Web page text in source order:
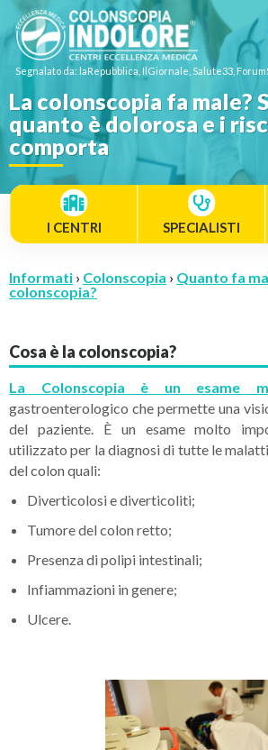
Segnalato da: laRepubblica, IlGiornale, Salute33,
La colonscopia fa male?
quanto è dolorosa e i
comporta
I CENTRI SPECIALISTI
Informati › Colonscopia › Quanto fa
colonscopia?
Cosa è la colonscopia?
La Colonscopia è un esame
gastroenterologico che permette una
del paziente. È un esame molto
utilizzato per la diagnosi di tutte le
del colon quali:
Diverticolosi e diverticoliti;
Tumore del colon retto;
Presenza di polipi intestinali;
Infiammazioni in genere;
Ulcere.